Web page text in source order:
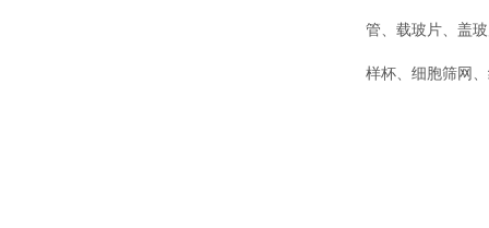
管、载玻片、盖
样杯、细胞筛网